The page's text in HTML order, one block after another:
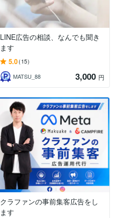
LINE広告の相談、なんでも聞き
ます
5.0(15)
MATSU_88
3,000 円
クラファンの事前集客広告をし
ます